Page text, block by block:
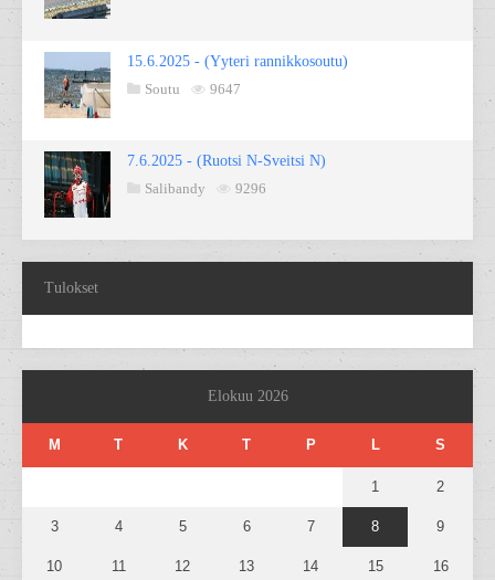
15.6.2025 - (Yyteri rannikkosoutu)
Soutu
9647
7.6.2025 - (Ruotsi N-Sveitsi N)
Salibandy
9296
Tulokset
Elokuu 2026
M T K T P L S
1 2
3 4 5 6 7 8 9
10 11 12 13 14 15 16